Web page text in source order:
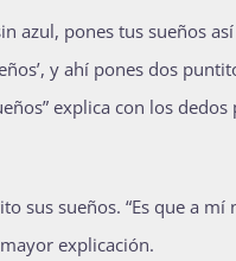
azul, pones tus sueños así
y ahí pones dos
explica con los dedos
sus sueños. “Es que a mí
explicación.